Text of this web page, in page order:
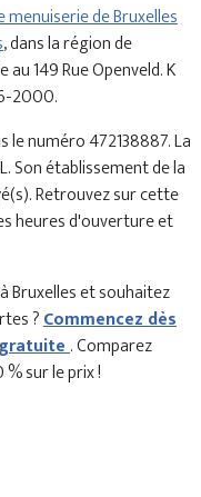
de Bruxelles
, dans la région de
149 Rue Openveld. K
2000.
le numéro 472138887. La
Son établissement de la
Retrouvez sur cette
heures d'ouverture et
Bruxelles et souhaitez
?Commencez dès
gratuite. Comparez
sur le prix !